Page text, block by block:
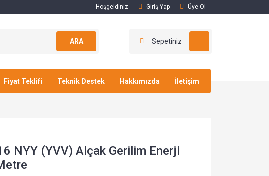
Hoşgeldiniz Giriş Yap Üye Ol
ARA Sepetiniz
Fiyat Teklifi Teknik Destek Hakkımızda İletişim
NYY (YVV) Alçak Gerilim Enerji